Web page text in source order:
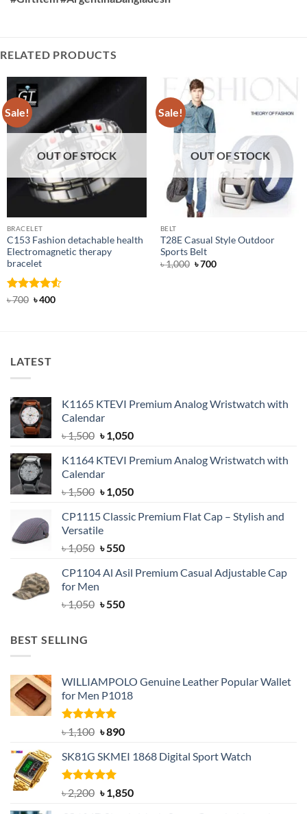
RELATED PRODUCTS
Sale!
OUT OF STOCK
BRACELET
C153 Fashion detachable health
Electromagnetic therapy
bracelet
Rated4.5
৳700 Original
৳400Current
Sale!
OUT OF STOCK
BELT
T28E Casual Style Outdoor
Sports Belt
৳1,000 Original
৳700Current
LATEST
K1165 KTEVI Premium Analog Wristwatch with
Calendar
৳1,500 Original
was:
৳ 1,500.
৳1,050Current
is:
K1164 KTEVI Premium Analog Wristwatch with
Calendar
৳1,500 Original
was:
৳ 1,500.
৳1,050Current
is:
CP1115 Classic Premium Flat Cap – Stylish and
Versatile
৳1,050 Original
was:
৳550Current
is:
CP1104 Al Asil Premium Casual Adjustable Cap
for Men
৳1,050 Original
৳550Current
BEST SELLING
WILLIAMPOLO Genuine Leather Popular Wallet
for Men P1018
Rated5.00
out of 5
৳1,100 Original
was:
৳ 1,100.
৳890Current
is:
SK81G SKMEI 1868 Digital Sport Watch
Rated5.00
out of 5
৳2,200 Original
৳1,850Current